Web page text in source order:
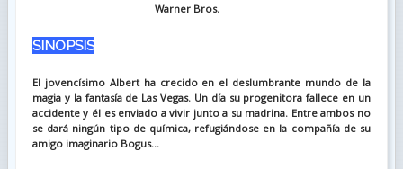
Warner Bros.
SINOPSIS
El jovencísimo Albert ha crecido en el deslumbrante mundo de la
magia y la fantasía de Las Vegas. Un día su progenitora fallece en un
accidente y él es enviado a vivir junto a su madrina. Entre ambos no
se dará ningún tipo de química, refugiándose en la compañía de su
amigo imaginario Bogus...